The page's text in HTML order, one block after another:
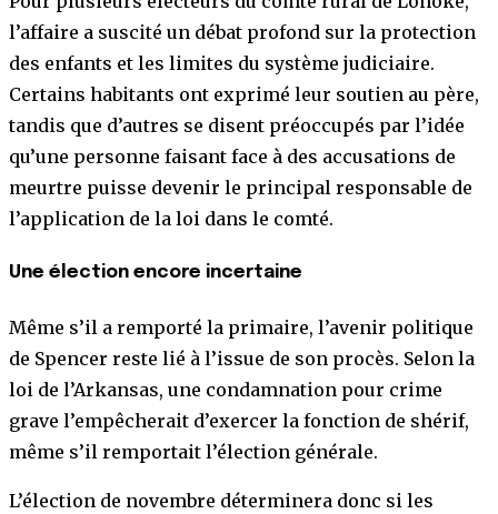
l’affaire a suscité un débat profond sur la protection
des enfants et les limites du système judiciaire.
Certains habitants ont exprimé leur soutien au père,
tandis que d’autres se disent préoccupés par l’idée
qu’une personne faisant face à des accusations de
meurtre puisse devenir le principal responsable de
l’application de la loi dans le comté.
Une élection encore incertaine
Même s’il a remporté la primaire, l’avenir politique
de Spencer reste lié à l’issue de son procès. Selon la
loi de l’Arkansas, une condamnation pour crime
grave l’empêcherait d’exercer la fonction de shérif,
même s’il remportait l’élection générale.
L’élection de novembre déterminera donc si les